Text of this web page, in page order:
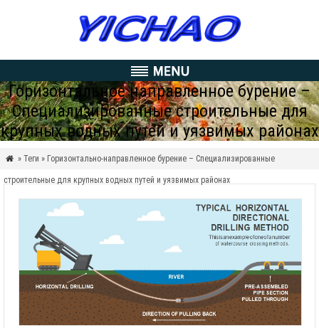
Горизонтальное направленное бурение –
Специализированные строительные для
крупных водных путей и уязвимых районах
 » Теги » Горизонтально-направленное бурение – Специализированные
строительные для крупных водных путей и уязвимых районах